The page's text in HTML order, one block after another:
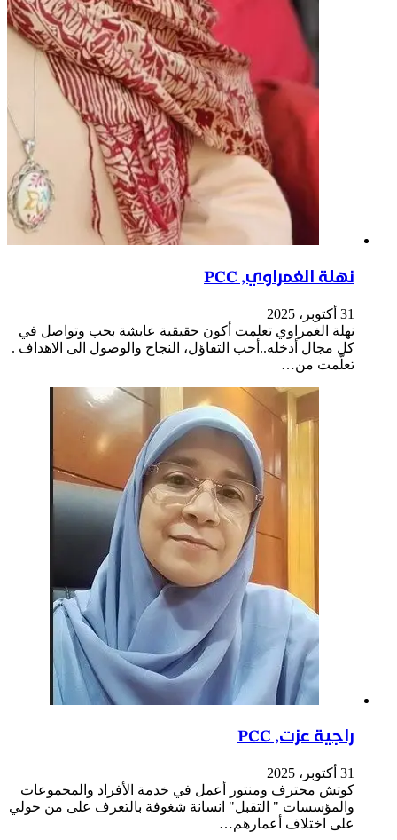
نهلة الغمراوي, PCC
31 أكتوبر، 2025
نهلة الغمراوي تعلمت أكون حقيقية عايشة بحب وتواصل في
كل مجال أدخله..أحب التفاؤل، النجاح والوصول الى الاهداف .
تعلّمت من…
راجية عزت, PCC
31 أكتوبر، 2025
كوتش محترف ومنتور أعمل في خدمة الأفراد والمجموعات
والمؤسسات " التقبل" انسانة شغوفة بالتعرف على من حولي
على اختلاف أعمارهم…